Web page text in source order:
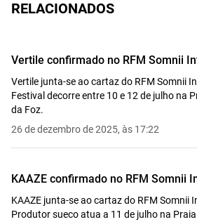
RELACIONADOS
Vertile confirmado no RFM Somnii
Vertile junta-se ao cartaz do RFM Somnii
Festival decorre entre 10 e 12 de julho na
da Foz.
26 de dezembro de 2025, às 17:22
KAAZE confirmado no RFM Somnii
KAAZE junta-se ao cartaz do RFM Somnii
Produtor sueco atua a 11 de julho na